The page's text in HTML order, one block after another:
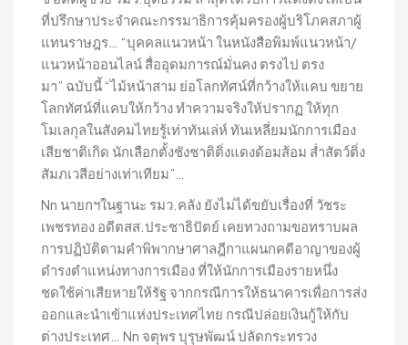
ที่ปรึกษาประจำคณะกรรมาธิการคุ้มครองผู้บริโภคสภาผู้
แทนราษฎร… “บุคคลแนวหน้า ในหนังสือพิมพ์แนวหน้า/
แนวหน้าออนไลน์ สื่ออุดมการณ์มั่นคง ตรงไป ตรง
มา” ฉบับนี้ “ไม้หน้าสาม ย่อโลกทัศน์ที่กว้างให้แคบ ขยาย
โลกทัศน์ที่แคบให้กว้าง ทำความจริงให้ปรากฏ ให้ทุก
โมเลกุลในสังคมไทยรู้เท่าทันเล่ห์ ทันเหลี่ยมนักการเมือง
เสียชาติเกิด นักเลือกตั้งชังชาติติ่งแดงด้อมส้อม ส่ำสัตว์ติ่ง
สัมภเวสีอย่างเท่าเทียม”…
Nn นายกฯในฐานะ รมว.คลัง ยังไม่ได้ขยับเรื่องที่ วัชระ
เพชรทอง อดีตสส.ประชาธิปัตย์ เคยทวงถามขอทราบผล
การปฏิบัติตามคำพิพากษาศาลฎีกาแผนกคดีอาญาของผู้
ดำรงตำแหน่งทางการเมือง ที่ให้นักการเมืองรายหนึ่ง
ชดใช้ค่าเสียหายให้รัฐ จากกรณีการให้ธนาคารเพื่อการส่ง
ออกและนำเข้าแห่งประเทศไทย กรณีปล่อยเงินกู้ให้กับ
ต่างประเทศ… Nn จตุพร บุรุษพัฒน์ ปลัดกระทรวง